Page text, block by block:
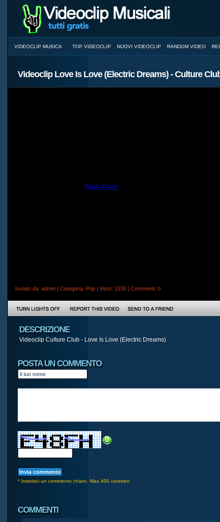
VIDEOCLIP MUSICA TOP VIDEOCLIP NUOVI VIDEOCLIP RANDOM VIDEO
Videoclip Love Is Love (Electric Dreams) - Culture
Flash Player
Inviato da: admin | Categoria: Pop | Visto: 1530 | Commenti: 0
DESCRIZIONE
Videoclip Culture Club - Love Is Love (Electric Dreams)
POSTA UN COMMENTO
* Inserisci un commento chiaro. Max 400 caratteri.
COMMENTI